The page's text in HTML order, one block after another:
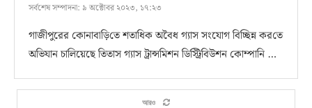
সর্বশেষ সম্পাদনা: ৯ অক্টোবর ২০২৩, ১৭:২৩
গাজীপুরের কোনাবা‌ড়ি‌তে শতাধিক অবৈধ গ্যাস সংযোগ বিচ্ছিন্ন কর‌তে
অভিযান চালিয়েছে তিতাস গ্যাস ট্রান্স‌মিশন ডিস্ট্রিবিউশন কোম্পানি …
আরও